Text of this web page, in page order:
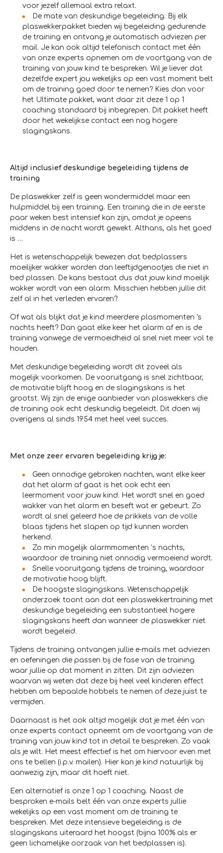
voor jezelf allemaal extra relaxt.
De mate van deskundige begeleiding. Bij elk
plaswekkerpakket bieden wij begeleiding gedurende
de training en ontvang je automatisch adviezen per
mail. Je kan ook altijd telefonisch contact met één
van onze experts opnemen om de voortgang van de
training van jouw kind te bespreken. Wil je liever dat
dezelfde expert jou wekelijks op een vast moment belt
om de training goed door te nemen? Kies dan voor
het Ultimate pakket, want daar zit deze 1 op 1
coaching standaard bij inbegrepen. Dit pakket heeft
door het wekelijkse contact een nog hogere
slagingskans.
Altijd inclusief deskundige begeleiding tijdens de
training
De plaswekker zelf is geen wondermiddel maar een
hulpmiddel bij een training. Een training die in de eerste
paar weken best intensief kan zijn, omdat je opeens
middens in de nacht wordt gewekt. Althans, als het goed
is …
Het is wetenschappelijk bewezen dat bedplassers
moeilijker wakker worden dan leeftijdgenootjes die niet in
bed plassen. De kans bestaat dus dat jouw kind moeilijk
wakker wordt van een alarm. Misschien hebben jullie dit
zelf al in het verleden ervaren?
Of wat als blijkt dat je kind meerdere plasmomenten 's
nachts heeft? Dan gaat elke keer het alarm af en is de
training vanwege de vermoeidheid al snel niet meer vol te
houden.
Met deskundige begeleiding wordt dit zoveel als
mogelijk voorkomen. De vooruitgang is snel zichtbaar,
de motivatie blijft hoog en de slagingskans is het
grootst. Wij zijn de enige aanbieder van plaswekkers die
de training ook echt deskundig begeleidt. Dit doen wij
overigens al sinds 1954 met heel veel succes.
Met onze zeer ervaren begeleiding krijg je:
Geen onnodige gebroken nachten, want elke keer
dat het alarm af gaat is het ook echt een
leermoment voor jouw kind. Het wordt snel en goed
wakker van het alarm en beseft wat er gebeurt. Zo
wordt al snel geleerd hoe de prikkels van de volle
blaas tijdens het slapen op tijd kunnen worden
herkend.
Zo min mogelijk alarmmomenten ’s nachts,
waardoor de training niet onnodig vermoeiend wordt.
Snelle vooruitgang tijdens de training, waardoor
de motivatie hoog blijft.
De hoogste slagingskans. Wetenschappelijk
onderzoek toont aan dat een plaswekkertraining met
deskundige begeleiding een substantieel hogere
slagingskans heeft dan wanneer de plaswekker niet
wordt begeleid.
Tijdens de training ontvangen jullie e-mails met adviezen
en oefeningen die passen bij de fase van de training
waar jullie op dat moment in zitten. Dit zijn adviezen
waarvan wij weten dat deze bij heel veel kinderen effect
hebben om bepaalde hobbels te nemen of deze juist te
vermijden.
Daarnaast is het ook altijd mogelijk dat je met één van
onze experts contact opneemt om de voortgang van de
training van jouw kind tot in detail te bespreken. Zo vaak
als je wilt. Het meest effectief is het om hiervoor even met
ons te bellen (i.p.v. mailen). Hier kan je kind natuurlijk bij
aanwezig zijn, maar dit hoeft niet.
Een alternatief is onze 1 op 1 coaching. Naast de
besproken e-mails belt één van onze experts jullie
wekelijks op een vast moment om de training te
bespreken. Met deze intensieve begeleiding is de
slagingskans uiteraard het hoogst (bijna 100% als er
geen lichamelijke oorzaak van het bedplassen is).